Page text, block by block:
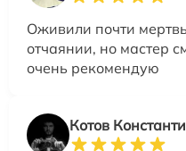
Оживили почти
отчаянии, но мастер
очень рекомендую
Котов